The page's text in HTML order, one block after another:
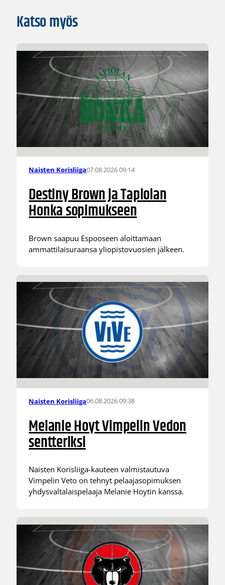
Katso myös
Naisten Korisliiga07.08.2026 09:14
Destiny Brown ja Tapiolan
Honka sopimukseen
Brown saapuu Espooseen aloittamaan
ammattilaisuraansa yliopistovuosien jälkeen.
Naisten Korisliiga06.08.2026 09:38
Melanie Hoyt Vimpelin Vedon
sentteriksi
Naisten Korisliiga-kauteen valmistautuva
Vimpelin Veto on tehnyt pelaajasopimuksen
yhdysvaltalaispelaaja Melanie Hoytin kanssa.